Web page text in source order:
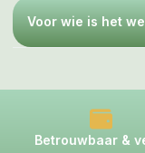
Voor wie is het
Betrouwbaar &